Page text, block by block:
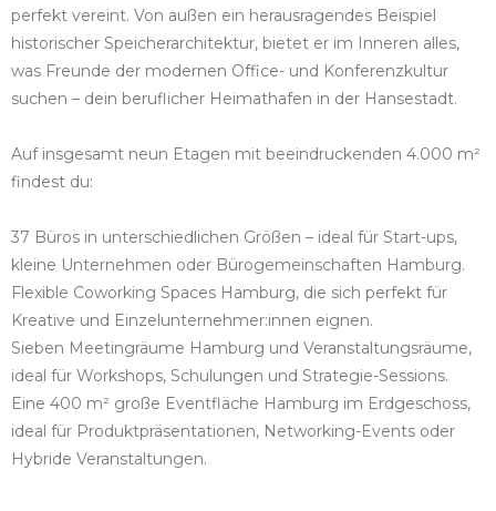
perfekt vereint. Von außen ein herausragendes Beispiel
historischer Speicherarchitektur, bietet er im Inneren alles,
was Freunde der modernen Office- und Konferenzkultur
suchen – dein beruflicher Heimathafen in der Hansestadt.
Auf insgesamt neun Etagen mit beeindruckenden 4.000 m²
findest du:
37 Büros in unterschiedlichen Größen – ideal für Start-ups,
kleine Unternehmen oder Bürogemeinschaften Hamburg.
Flexible Coworking Spaces Hamburg, die sich perfekt für
Kreative und Einzelunternehmer:innen eignen.
Sieben Meetingräume Hamburg und Veranstaltungsräume,
ideal für Workshops, Schulungen und Strategie-Sessions.
Eine 400 m² große Eventfläche Hamburg im Erdgeschoss,
ideal für Produktpräsentationen, Networking-Events oder
Hybride Veranstaltungen.